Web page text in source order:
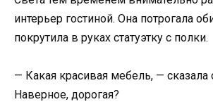
интерьер гостиной. Она потрогала
покрутила в руках статуэтку с полки.
— Какая красивая мебель, — сказала
Наверное, дорогая?